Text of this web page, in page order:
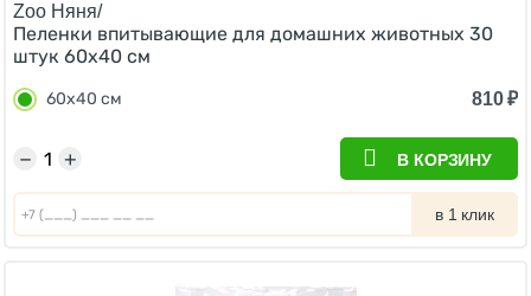
Zoo Няня/
Пеленки впитывающие для домашних животных 30
штук 60х40 см
60х40 см 810₽
+
− В КОРЗИНУ
в 1 клик